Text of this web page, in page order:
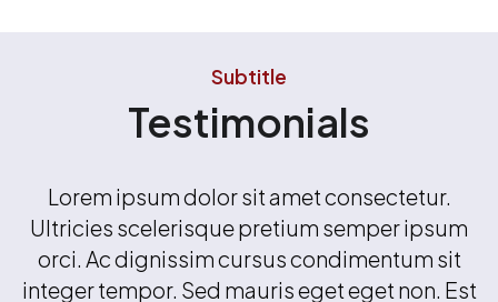
Subtitle
Testimonials
Lorem ipsum dolor sit amet consectetur.
Ultricies scelerisque pretium semper ipsum
orci. Ac dignissim cursus condimentum sit
integer tempor. Sed mauris eget eget non. Est